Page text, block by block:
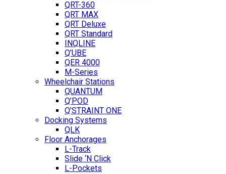
QRT-360
QRT MAX
QRT Deluxe
QRT Standard
INQLINE
Q’UBE
QER 4000
M-Series
Wheelchair Stations
QUANTUM
Q’POD
Q’STRAINT ONE
Docking Systems
QLK
Floor Anchorages
L-Track
Slide ‘N Click
L-Pockets